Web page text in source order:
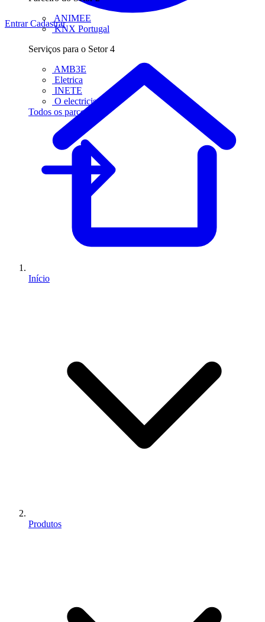
ANIMEE
KNX Portugal
Serviços para o Setor 4
AMB3E
Eletrica
INETE
O electricista
Todos os parceiros
EntrarCadastrar
Início
Produtos